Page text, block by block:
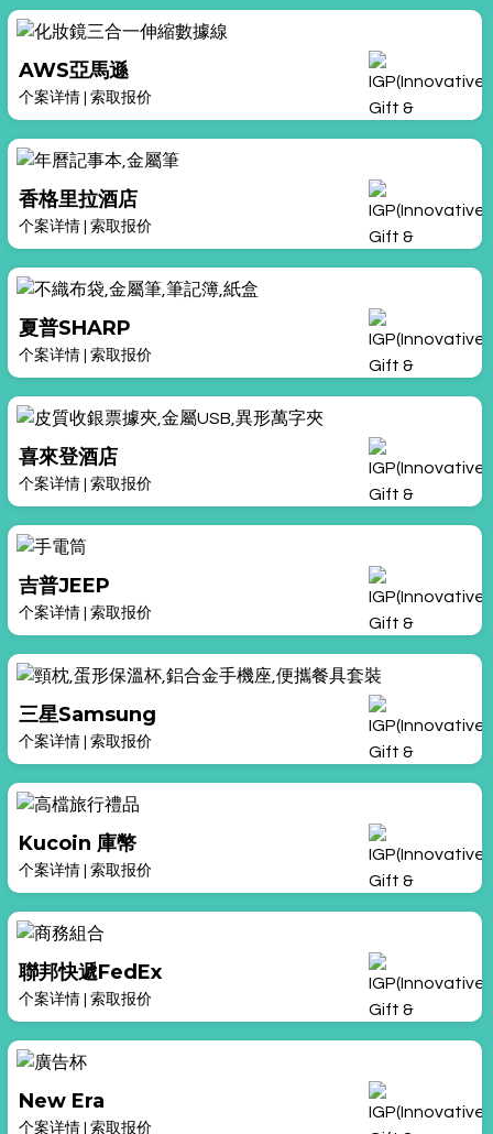
AWS亞馬遜
个案详情 索取报价
香格里拉酒店
个案详情 索取报价
夏普SHARP
个案详情 索取报价
喜來登酒店
个案详情 索取报价
吉普JEEP
个案详情 索取报价
三星Samsung
个案详情 索取报价
Kucoin 庫幣
个案详情 索取报价
聯邦快遞FedEx
个案详情 索取报价
New Era
个案详情 索取报价